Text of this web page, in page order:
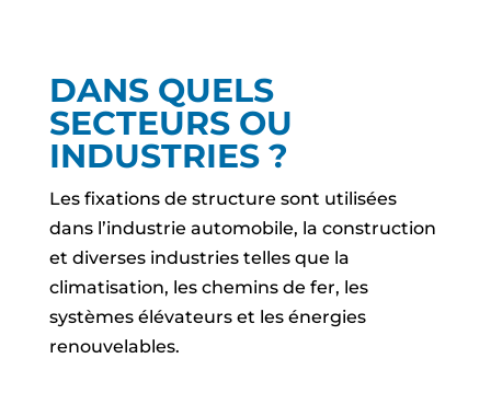
DANS QUELS
SECTEURS OU
INDUSTRIES ?
Les fixations de structure sont utilisées
dans l’industrie automobile, la construction
et diverses industries telles que la
climatisation, les chemins de fer, les
systèmes élévateurs et les énergies
renouvelables.